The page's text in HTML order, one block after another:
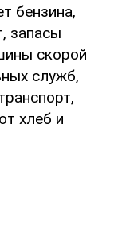
бензина,
запасы
скорой
служб,
хлеб и